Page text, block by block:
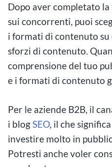
Dopo aver completato
sui concorrenti, puoi
i formati di contenuto
sforzi di contenuto.
comprensione del tuo
e i formati di contenuto
Per le aziende B2B, il
i blogSEO, il che
investire molto in
Potresti anche voler